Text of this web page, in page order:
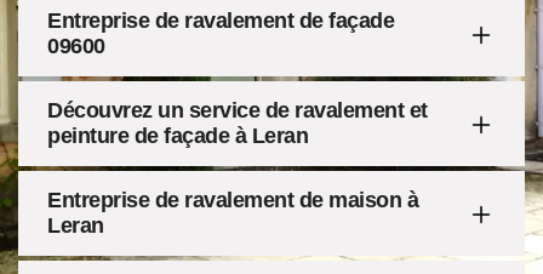
Entreprise de ravalement de façade
09600
Découvrez un service de ravalement et
peinture de façade à Leran
Entreprise de ravalement de maison à
Leran